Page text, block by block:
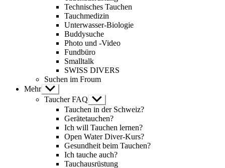
Technisches Tauchen
Tauchmedizin
Unterwasser-Biologie
Buddysuche
Photo und -Video
Fundbüro
Smalltalk
SWISS DIVERS
Suchen im Froum
Mehr Untermenü
anzeigen
Taucher FAQ Untermenü
anzeigen
Tauchen in der Schweiz?
Gerätetauchen?
Ich will Tauchen lernen?
Open Water Diver-Kurs?
Gesundheit beim Tauchen?
Ich tauche auch?
Tauchausrüstung